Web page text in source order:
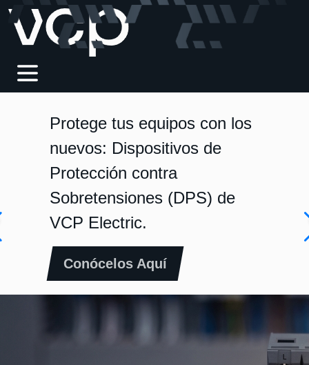
Protege tus equipos con los
nuevos: Dispositivos de
Protección contra
Sobretensiones (DPS) de
VCP Electric.
Conócelos Aquí